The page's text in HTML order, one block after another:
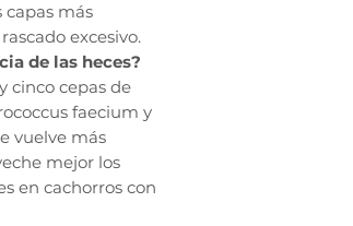
capas más
excesivo.
de las heces?
cinco cepas de
faecium y
vuelve más
mejor los
en cachorros con